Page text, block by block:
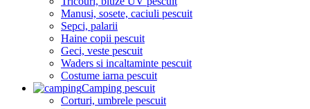
Manusi, sosete, caciuli pescuit
Sepci, palarii
Haine copii pescuit
Geci, veste pescuit
Waders si incaltaminte pescuit
Costume iarna pescuit
Camping pescuit
Corturi, umbrele pescuit